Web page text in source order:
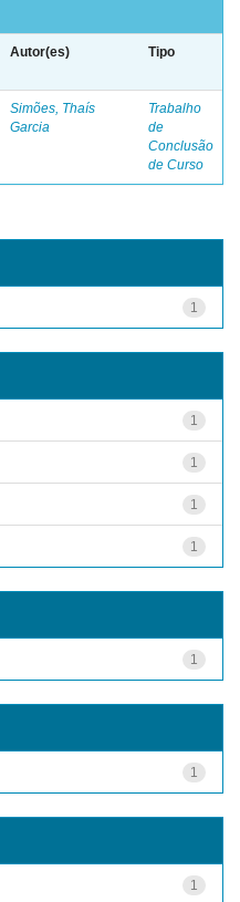
Autor(es) Tipo
Simões, Thaís
Garcia
Trabalho
de
Conclusão
de Curso
1
1
1
1
1
1
1
1